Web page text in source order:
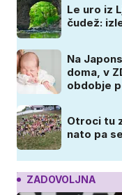
Le uro iz
čudež:
Na
doma, v
obdobje
Otroci tu
nato pa
ZADOVOLJNA